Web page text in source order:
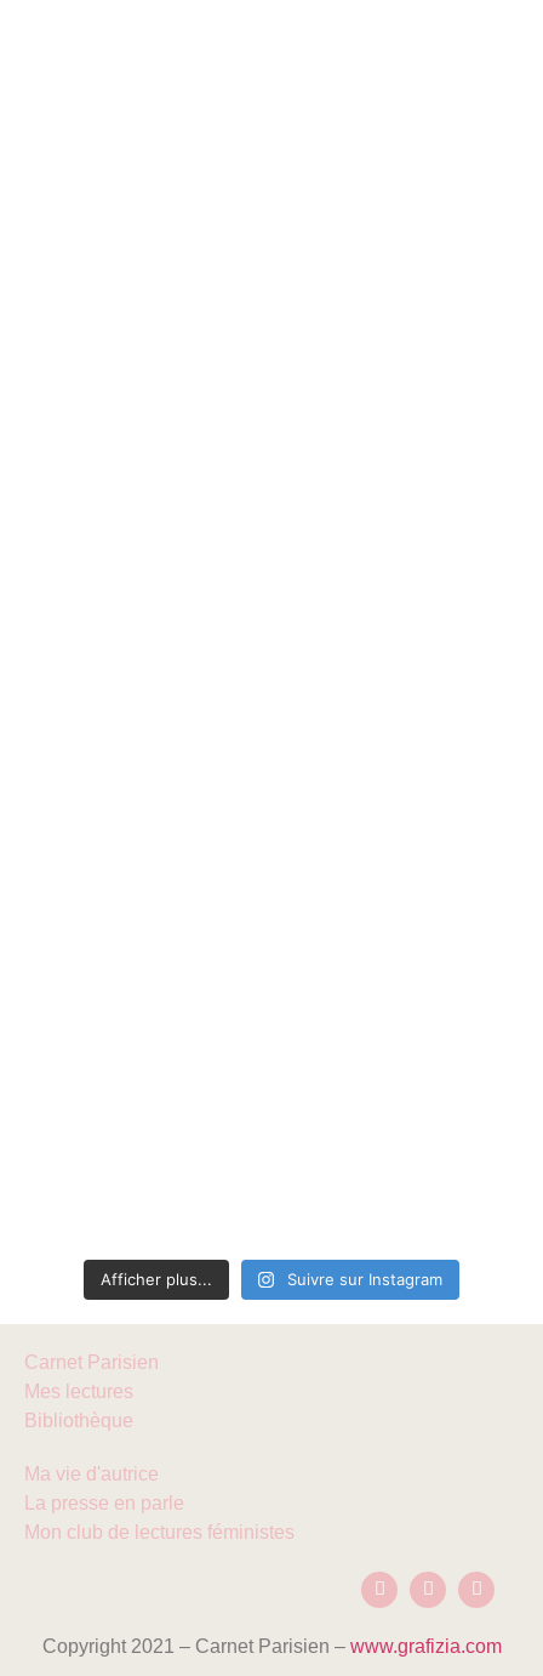
Afficher plus... Suivre sur Instagram
Carnet Parisien
Mes lectures
Bibliothèque
Ma vie d'autrice
La presse en parle
Mon club de lectures féministes
Copyright 2021 – Carnet Parisien – www.grafizia.com